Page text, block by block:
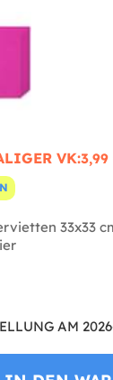
VK:3,99
33x33
AM